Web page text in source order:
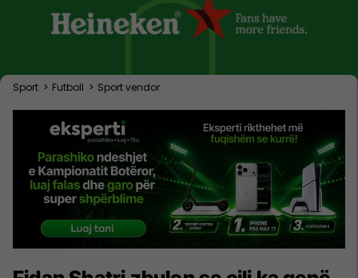
Sport > Futboll > Sport vendor